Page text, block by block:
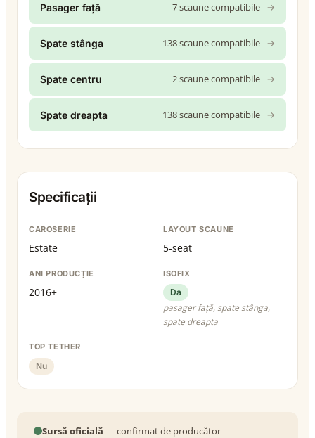
Pasager față 7 scaune compatibile →
Spate stânga 138 scaune compatibile →
Spate centru 2 scaune compatibile →
Spate dreapta 138 scaune compatibile →
Specificații
CAROSERIE
Estate
LAYOUT SCAUNE
5-seat
ANI PRODUCȚIE
2016+
ISOFIX
Da
pasager față, spate stânga,
spate dreapta
TOP TETHER
Nu
Sursă oficială — confirmat de producător